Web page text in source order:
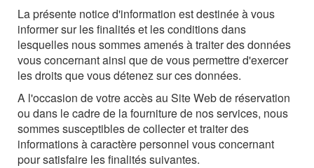
La présente notice d'information est destinée à vous
informer sur les finalités et les conditions dans
lesquelles nous sommes amenés à traiter des données
vous concernant ainsi que de vous permettre d'exercer
les droits que vous détenez sur ces données.
A l'occasion de votre accès au Site Web de réservation
ou dans le cadre de la fourniture de nos services, nous
sommes susceptibles de collecter et traiter des
informations à caractère personnel vous concernant
pour satisfaire les finalités suivantes.